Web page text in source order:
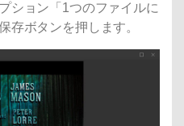
ション「1つのファイルに
存ボタンを押します。